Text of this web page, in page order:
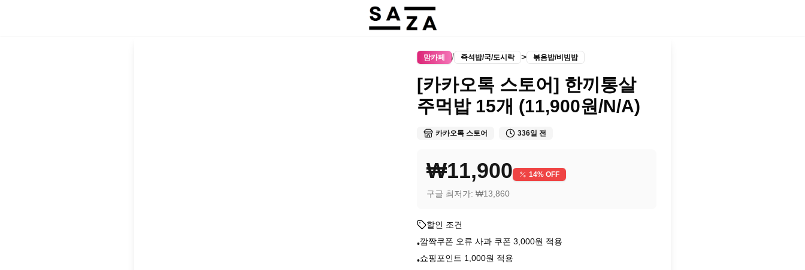
맘카페 / 즉석밥/국/도시락 > 볶음밥/비빔밥
[카카오톡 스토어] 한끼통살
주먹밥 15개 (11,900원/N/A)
카카오톡 스토어 336일 전
₩11,900 14% OFF
구글 최저가: ₩13,860
할인 조건
•깜짝쿠폰 오류 사과 쿠폰 3,000원 적용
•쇼핑포인트 1,000원 적용